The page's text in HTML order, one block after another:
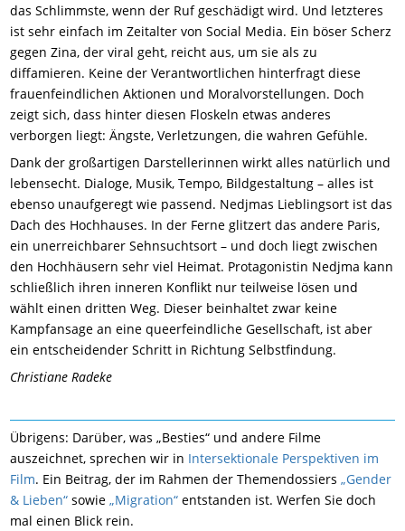
das Schlimmste, wenn der Ruf geschädigt wird. Und letzteres
ist sehr einfach im Zeitalter von Social Media. Ein böser Scherz
gegen Zina, der viral geht, reicht aus, um sie als zu
diffamieren. Keine der Verantwortlichen hinterfragt diese
frauenfeindlichen Aktionen und Moralvorstellungen. Doch
zeigt sich, dass hinter diesen Floskeln etwas anderes
verborgen liegt: Ängste, Verletzungen, die wahren Gefühle.
Dank der großartigen Darstellerinnen wirkt alles natürlich und
lebensecht. Dialoge, Musik, Tempo, Bildgestaltung – alles ist
ebenso unaufgeregt wie passend. Nedjmas Lieblingsort ist das
Dach des Hochhauses. In der Ferne glitzert das andere Paris,
ein unerreichbarer Sehnsuchtsort – und doch liegt zwischen
den Hochhäusern sehr viel Heimat. Protagonistin Nedjma kann
schließlich ihren inneren Konflikt nur teilweise lösen und
wählt einen dritten Weg. Dieser beinhaltet zwar keine
Kampfansage an eine queerfeindliche Gesellschaft, ist aber
ein entscheidender Schritt in Richtung Selbstfindung.
Christiane Radeke
Übrigens: Darüber, was „Besties“ und andere Filme
auszeichnet, sprechen wir in Intersektionale Perspektiven im
Film. Ein Beitrag, der im Rahmen der Themendossiers„Gender
& Lieben“ sowie„Migration“ entstanden ist. Werfen Sie doch
mal einen Blick rein.